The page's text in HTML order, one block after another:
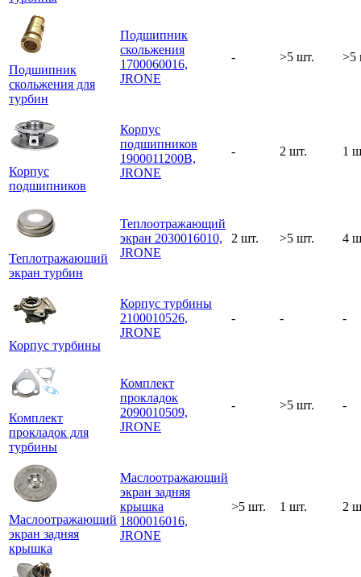
Подшипник
скольжения для
турбин
Подшипник
скольжения
1700060016,
JRONE
- >5 шт. >5
Корпус
подшипников
Корпус
подшипников
1900011200B,
JRONE
- 2 шт. 1
Теплотражающий
экран турбин
Теплоотражающий
экран 2030016010,
JRONE
2 шт. >5 шт. 4
Корпус турбины
Корпус турбины
2100010526,
JRONE
- - -
Комплект
прокладок для
турбины
Комплект
прокладок
2090010509,
JRONE
- >5 шт. -
Маслоотражающий
экран задняя
крышка
Маслоотражающий
экран задняя
крышка
1800016016,
JRONE
>5 шт. 1 шт. 2